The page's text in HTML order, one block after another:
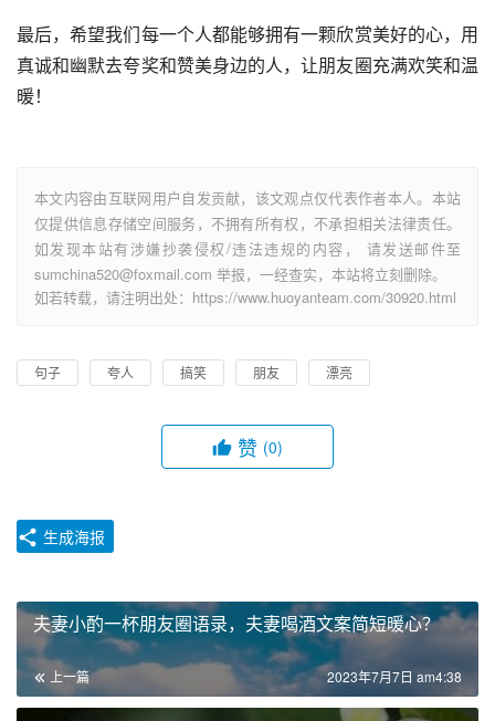
最后，希望我们每一个人都能够拥有一颗欣赏美好的心，用
真诚和幽默去夸奖和赞美身边的人，让朋友圈充满欢笑和温
暖！
本文内容由互联网用户自发贡献，该文观点仅代表作者本人。本站
仅提供信息存储空间服务，不拥有所有权，不承担相关法律责任。
如发现本站有涉嫌抄袭侵权/违法违规的内容， 请发送邮件至
sumchina520@foxmail.com 举报，一经查实，本站将立刻删除。
如若转载，请注明出处：https://www.huoyanteam.com/30920.html
句子 夸人 搞笑 朋友 漂亮
赞 (0)
生成海报
夫妻小酌一杯朋友圈语录，夫妻喝酒文案简短暖心？
上一篇 2023年7月7日 am4:38